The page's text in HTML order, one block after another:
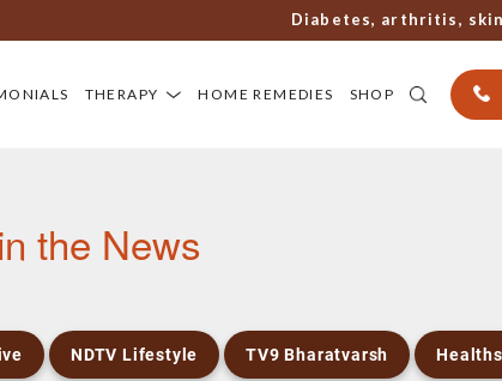
Diabetes, arthritis, skin
THERAPY HOME REMEDIES SHOP
the News
NDTV Lifestyle TV9 Bharatvarsh